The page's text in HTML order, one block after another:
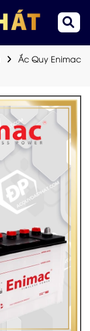
Ắc Quy Enimac